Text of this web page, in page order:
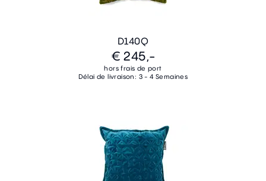
D140Q
€ 245,-
hors frais de port
Délai de livraison: 3 - 4 Semaines